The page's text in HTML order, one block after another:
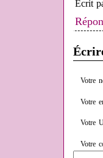
Écrit
Votre
Votre
Votre
Votre